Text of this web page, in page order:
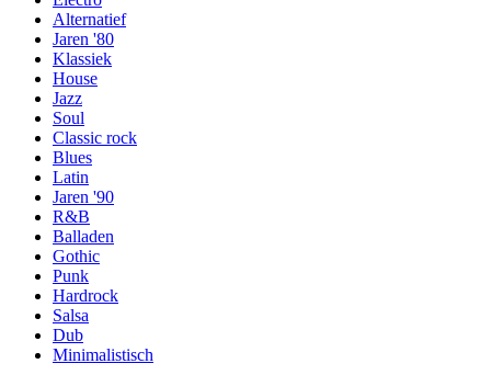
Alternatief
Jaren '80
Klassiek
House
Jazz
Soul
Classic rock
Blues
Latin
Jaren '90
R&B
Balladen
Gothic
Punk
Hardrock
Salsa
Dub
Minimalistisch